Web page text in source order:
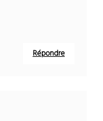
Répondre